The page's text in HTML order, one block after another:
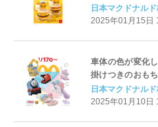
准一さんと山田
日本マクドナル
2025年01月15日
車体の色が変化
掛けつきのおも
緒におしゃれが
ット(R)「きかん
日本マクドナル
2025年01月10日